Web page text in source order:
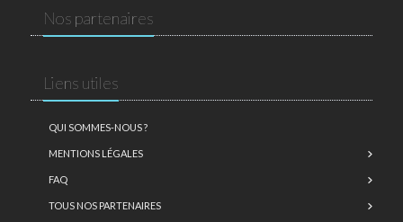
Nos partenaires
Liens utiles
QUI SOMMES-NOUS ?
MENTIONS LÉGALES
FAQ
TOUS NOS PARTENAIRES